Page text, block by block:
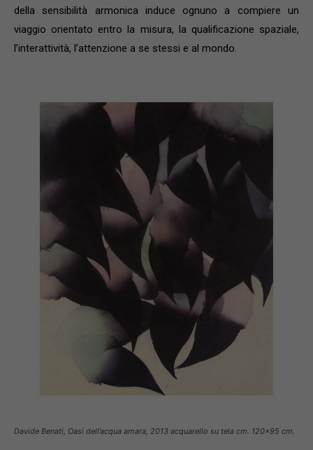
della sensibilità armonica induce ognuno a compiere un
viaggio orientato entro la misura, la qualificazione spaziale,
l’interattività, l’attenzione a se stessi e al mondo.
Davide Benati, Oasi dell’acqua amara, 2013 acquarello su tela cm. 120×95 cm.